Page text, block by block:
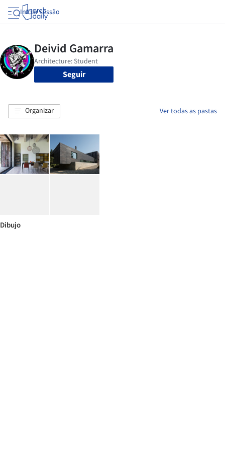
Iniciar sessão
Seguir
Organizar Ver todas as pastas
Dibujo